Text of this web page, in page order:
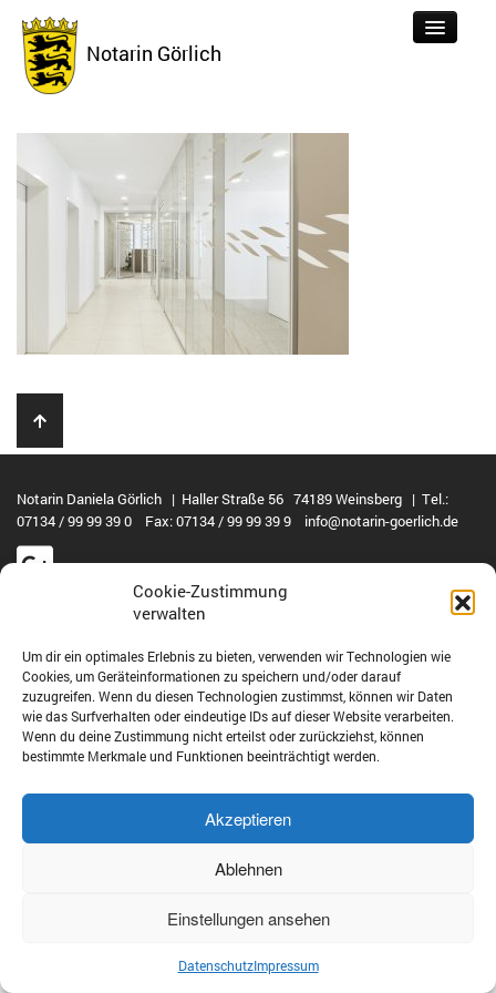
Cookie-Zustimmung
verwalten
Um dir ein optimales Erlebnis zu bieten, verwenden wir Technologien wie
Cookies, um Geräteinformationen zu speichern und/oder darauf
zuzugreifen. Wenn du diesen Technologien zustimmst, können wir Daten
wie das Surfverhalten oder eindeutige IDs auf dieser Website verarbeiten.
Wenn du deine Zustimmung nicht erteilst oder zurückziehst, können
bestimmte Merkmale und Funktionen beeinträchtigt werden.
Akzeptieren
Ablehnen
Einstellungen ansehen
DatenschutzImpressum
Notarin Görlich
Aktuelles
Formulare
Kontakt
Datenschutz
Impressum
Notarin Daniela Görlich | Haller Straße 56 74189 Weinsberg | Tel.:
07134 / 99 99 39 0 Fax: 07134 / 99 99 39 9 info@notarin-goerlich.de
© Notarin Görlich 2022 | produced by